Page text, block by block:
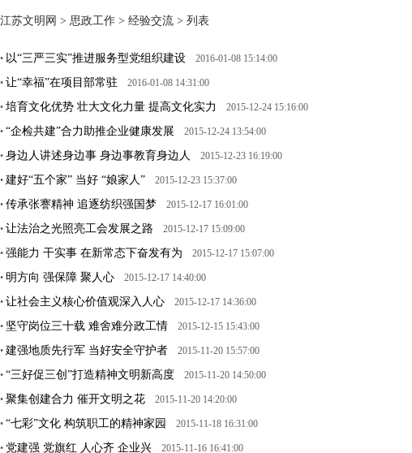
江苏文明网 > 思政工作 > 经验交流 > 列表
• 以“三严三实”推进服务型党组织建设 2016-01-08 15:14:00
• 让“幸福”在项目部常驻 2016-01-08 14:31:00
• 培育文化优势 壮大文化力量 提高文化实力 2015-12-24 15:16:00
• “企检共建”合力助推企业健康发展 2015-12-24 13:54:00
• 身边人讲述身边事 身边事教育身边人 2015-12-23 16:19:00
• 建好“五个家” 当好 “娘家人” 2015-12-23 15:37:00
• 传承张謇精神 追逐纺织强国梦 2015-12-17 16:01:00
• 让法治之光照亮工会发展之路 2015-12-17 15:09:00
• 强能力 干实事 在新常态下奋发有为 2015-12-17 15:07:00
• 明方向 强保障 聚人心 2015-12-17 14:40:00
• 让社会主义核心价值观深入人心 2015-12-17 14:36:00
• 坚守岗位三十载 难舍难分政工情 2015-12-15 15:43:00
• 建强地质先行军 当好安全守护者 2015-11-20 15:57:00
• “三好促三创”打造精神文明新高度 2015-11-20 14:50:00
• 聚集创建合力 催开文明之花 2015-11-20 14:20:00
• “七彩”文化 构筑职工的精神家园 2015-11-18 16:31:00
• 党建强 党旗红 人心齐 企业兴 2015-11-16 16:41:00